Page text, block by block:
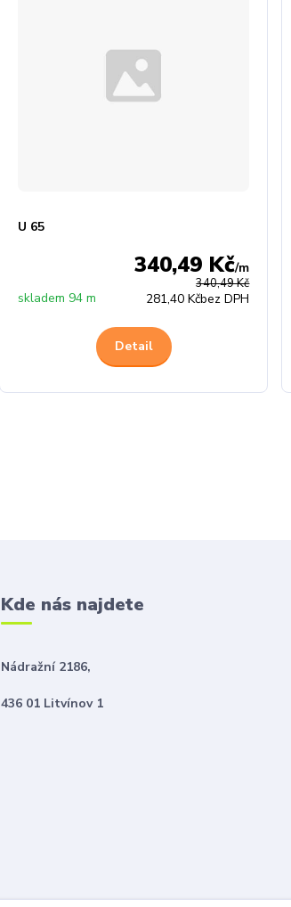
U 65
340,49 Kč
340,49 Kč/m
281,40 Kčbez DPH
skladem 94 m
Detail
Kde nás najdete
Nádražní 2186,
436 01 Litvínov 1